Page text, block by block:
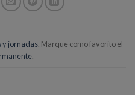
y jornadas. Marque como favorito el
.